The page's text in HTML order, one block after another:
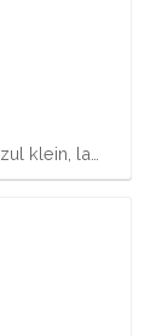
klein, la…